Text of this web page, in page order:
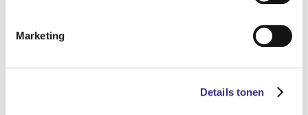
Marketing
Details tonen
Kennisdeling
Kennis­deling